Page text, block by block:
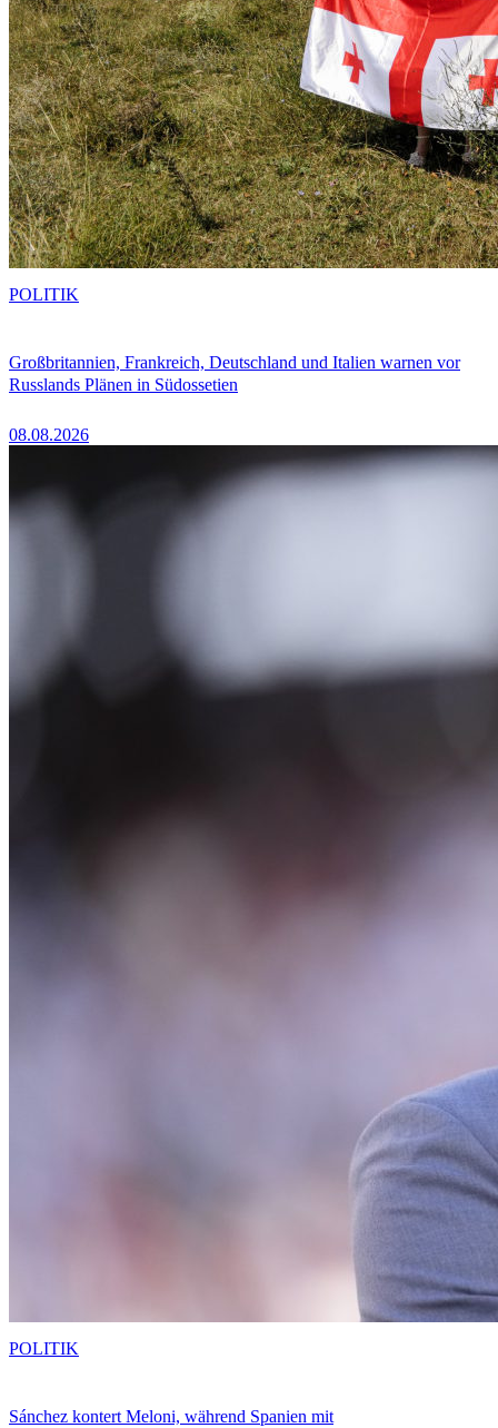
Großbritannien, Frankreich, Deutschland und Italien warnen vor
Russlands Plänen in Südossetien
08.08.2026
POLITIK
Sánchez kontert Meloni, während Spanien mit
POLITIK